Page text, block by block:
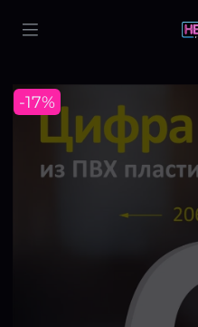
-17%